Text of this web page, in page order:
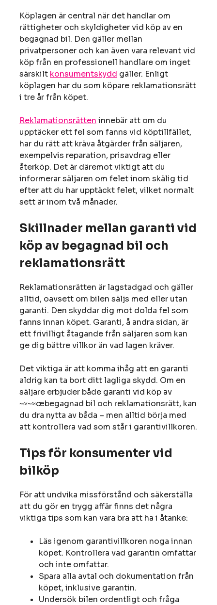
Köplagen är central när det handlar om
rättigheter och skyldigheter vid köp av en
begagnad bil. Den gäller mellan
privatpersoner och kan även vara relevant vid
köp från en professionell handlare om inget
särskilt konsumentskydd gäller. Enligt
köplagen har du som köpare reklamationsrätt
i tre år från köpet.
Reklamationsrätten innebär att om du
upptäcker ett fel som fanns vid köptillfället,
har du rätt att kräva åtgärder från säljaren,
exempelvis reparation, prisavdrag eller
återköp. Det är däremot viktigt att du
informerar säljaren om felet inom skälig tid
efter att du har upptäckt felet, vilket normalt
sett är inom två månader.
Skillnader mellan garanti vid
köp av begagnad bil och
reklamationsrätt
Reklamationsrätten är lagstadgad och gäller
alltid, oavsett om bilen säljs med eller utan
garanti. Den skyddar dig mot dolda fel som
fanns innan köpet. Garanti, å andra sidan, är
ett frivilligt åtagande från säljaren som kan
ge dig bättre villkor än vad lagen kräver.
Det viktiga är att komma ihåg att en garanti
aldrig kan ta bort ditt lagliga skydd. Om en
säljare erbjuder både garanti vid köp av
~≈~≈œbegagnad bil och reklamationsrätt, kan
du dra nytta av båda – men alltid börja med
att kontrollera vad som står i garantivillkoren.
Tips för konsumenter vid
bilköp
För att undvika missförstånd och säkerställa
att du gör en trygg affär finns det några
viktiga tips som kan vara bra att ha i åtanke:
Läs igenom garantivillkoren noga innan
köpet. Kontrollera vad garantin omfattar
och inte omfattar.
Spara alla avtal och dokumentation från
köpet, inklusive garantin.
Undersök bilen ordentligt och fråga